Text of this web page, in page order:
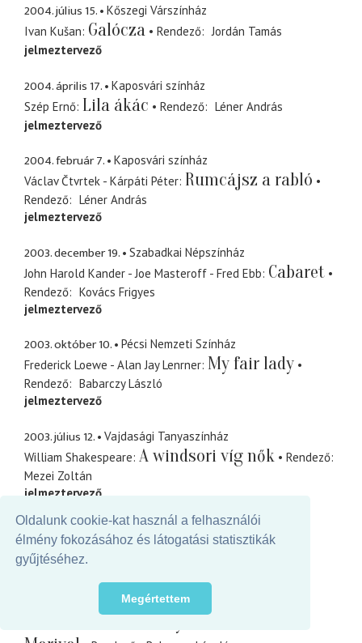
Oldalunk cookie-kat használ a felhasználói
élmény fokozásához és látogatási statisztikák
gyűjtéséhez.
Megértettem
2004. július 15.
Kőszegi Várszínház
Ivan Kušan Galócza Rendező
Jordán Tamás
jelmeztervező
2004. április 17.
Kaposvári színház
Szép Ernő Lila ákác Rendező
Léner András
jelmeztervező
2004. február 7.
Kaposvári színház
Václav Čtvrtek - Kárpáti Péter Rumcájsz a rabló
Rendező
Léner András
jelmeztervező
2003. december 19.
Szabadkai Népszínház
John Harold Kander - Joe Masteroff - Fred Ebb Cabaret
Rendező
Kovács Frigyes
jelmeztervező
2003. október 10.
Pécsi Nemzeti Színház
Frederick Loewe - Alan Jay Lenrner My fair lady
Rendező
Babarczy László
jelmeztervező
2003. július 12.
Vajdasági Tanyaszínház
William Shakespeare A windsori víg nők
Rendező
Mezei Zoltán
jelmeztervező
2003. április 22.
Szabadkai Népszínház
Doug Wright Toll Rendező
Hernyák György
jelmeztervező
Kaposvári színház